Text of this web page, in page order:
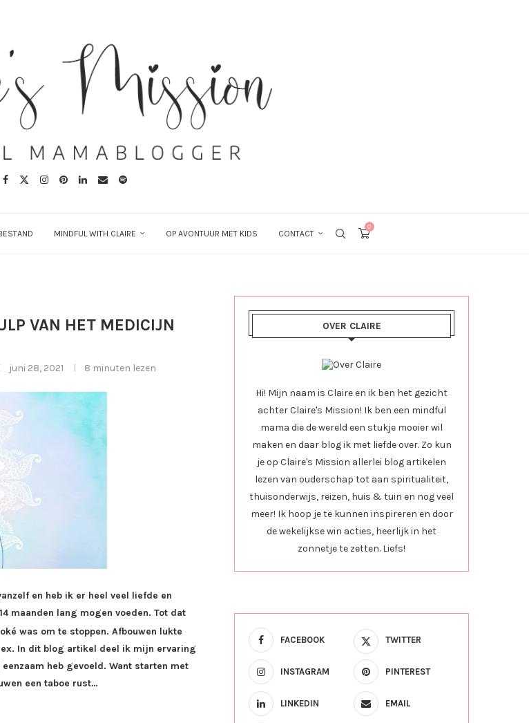
MINDFUL WITH CLAIRE OP AVONTUUR MET KIDS CONTACT
0
VAN HET MEDICIJN
juni 28, 2021 8 minuten lezen
en heb ik er heel veel liefde en
maanden lang mogen voeden. Tot dat
was om te stoppen. Afbouwen lukte
In dit blog artikel deel ik mijn ervaring
heb gevoeld. Want starten met
een taboe rust…
OVER CLAIRE
Hi! Mijn naam is Claire en ik ben het gezicht
achter Claire's Mission! Ik ben een mindful
mama die de wereld een stukje mooier wil
maken en daar blog ik met liefde over. Zo kun
je op Claire's Mission allerlei blog artikelen
lezen van ouderschap tot aan spiritualiteit,
thuisonderwijs, reizen, huis & tuin en nog veel
meer! Ik hoop je te kunnen inspireren en door
de wekelijkse win acties, heerlijk in het
zonnetje te zetten. Liefs!
FACEBOOK TWITTER
INSTAGRAM PINTEREST
LINKEDIN EMAIL